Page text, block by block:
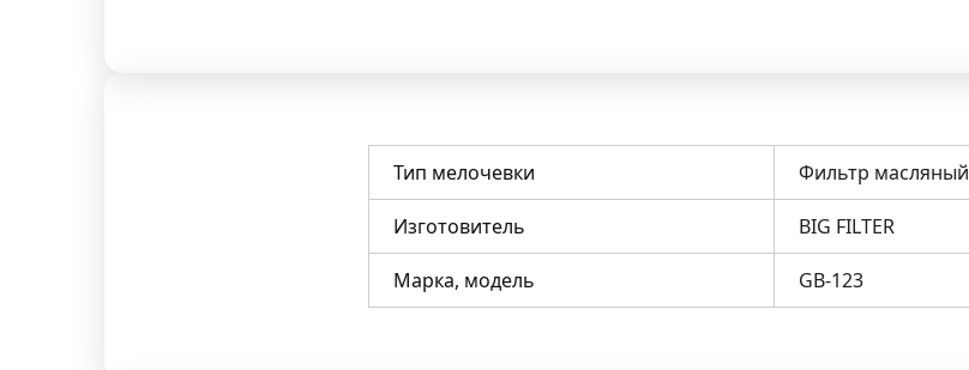
Тип мелочевки Фильтр масляный
Изготовитель BIG FILTER
Марка, модель GB-123